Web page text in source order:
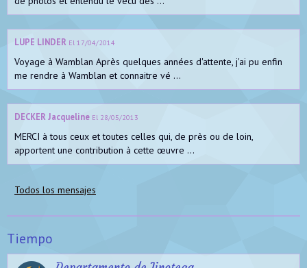
LUPE LINDER El 17/04/2014
Voyage à Wamblan Après quelques années d'attente, j'ai pu enfin
me rendre à Wamblan et connaitre vé ...
DECKER Jacqueline El 28/05/2013
MERCI à tous ceux et toutes celles qui, de près ou de loin,
apportent une contribution à cette œuvre ...
Todos los mensajes
Tiempo